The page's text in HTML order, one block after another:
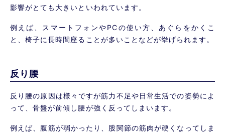
影響がとても大きいといわれています。
例えば、スマートフォンやPCの使い方、あぐらをかくこ
と、椅子に長時間座ることが多いことなどが挙げられます。
反り腰
反り腰の原因は様々ですが筋力不足や日常生活での姿勢によ
って、骨盤が前傾し腰が強く反ってしまいます。
例えば、腹筋が弱かったり、股関節の筋肉が硬くなってしま